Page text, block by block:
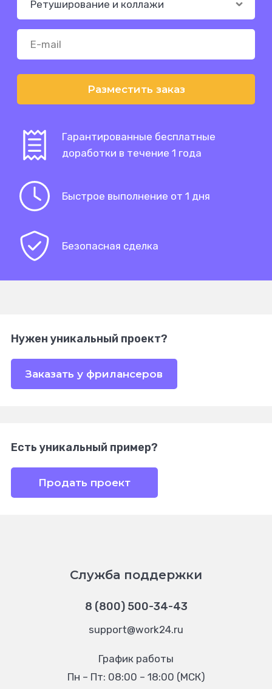
Разместить заказ
Гарантированные бесплатные
доработки в течение 1 года
Быстрое выполнение от 1 дня
Безопасная сделка
Нужен уникальный проект?
Заказать у фрилансеров
Есть уникальный пример?
Продать проект
Служба поддержки
8 (800) 500-34-43
support@work24.ru
График работы
Пн – Пт: 08:00 – 18:00 (МСК)